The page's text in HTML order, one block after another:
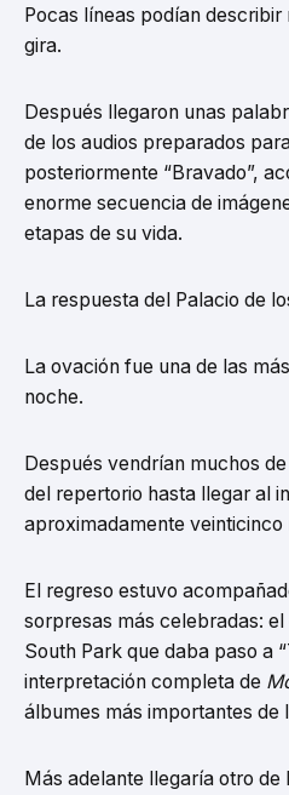
Pocas líneas podían
gira.
Después llegaron unas
de los audios preparados
posteriormente “Bravado”,
enorme secuencia de
etapas de su vida.
La respuesta del Palacio de
La ovación fue una de las
noche.
Después vendrían muchos
del repertorio hasta llegar al
aproximadamente veinticinco
El regreso estuvo
sorpresas más celebradas:
South Park que daba paso a
interpretación completa de
álbumes más importantes de
Más adelante llegaría otro de